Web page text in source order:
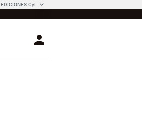
EDICIONES CyL
Login